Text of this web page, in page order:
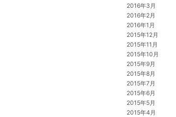
2016年3月
2016年2月
2016年1月
2015年12月
2015年11月
2015年10月
2015年9月
2015年8月
2015年7月
2015年6月
2015年5月
2015年4月